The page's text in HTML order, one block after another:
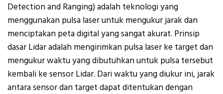
Detection and Ranging) adalah teknologi yang
menggunakan pulsa laser untuk mengukur jarak dan
menciptakan peta digital yang sangat akurat. Prinsip
dasar Lidar adalah mengirimkan pulsa laser ke target dan
mengukur waktu yang dibutuhkan untuk pulsa tersebut
kembali ke sensor Lidar. Dari waktu yang diukur ini, jarak
antara sensor dan target dapat ditentukan dengan